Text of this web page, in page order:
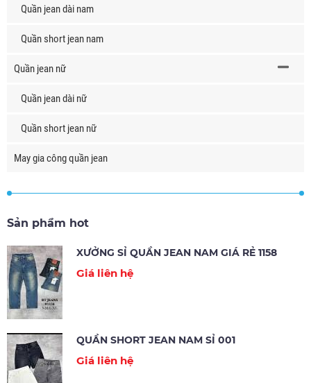
Quần jean dài nam
Quần short jean nam
Quần jean nữ
Quần jean dài nữ
Quần short jean nữ
May gia công quần jean
Sản phẩm hot
XƯỞNG SỈ QUẦN JEAN NAM GIÁ RẺ 1158
Giá liên hệ
QUẦN SHORT JEAN NAM SỈ 001
Giá liên hệ